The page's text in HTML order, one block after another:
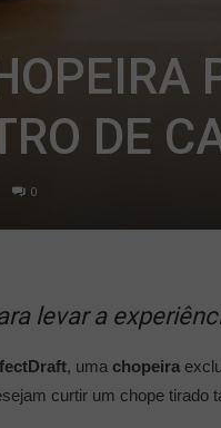
DE
0
levar a
, uma chopeira
curtir um chope tirado